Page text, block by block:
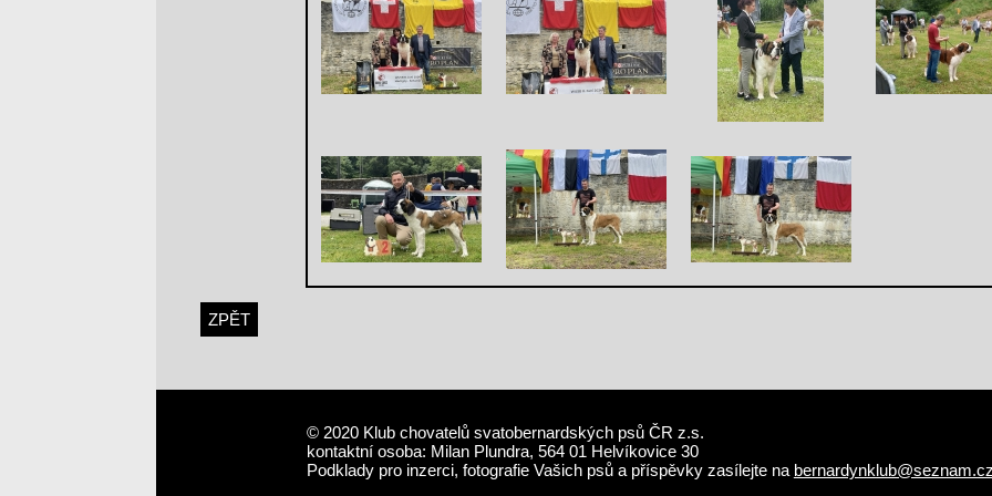
ZPĚT
© 2020 Klub chovatelů svatobernardských psů ČR z.s.
kontaktní osoba: Milan Plundra, 564 01 Helvíkovice 30
Podklady pro inzerci, fotografie Vašich psů a příspěvky zasílejte na